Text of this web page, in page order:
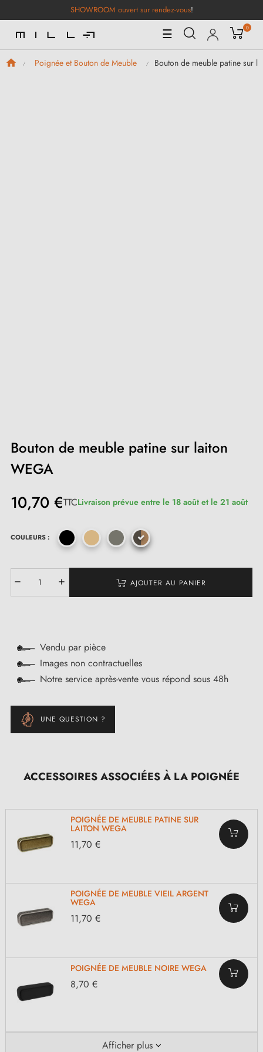
SHOWROOM ouvert sur rendez-vous!
Basculer
la
navigation
☰ 0
Poignée et Bouton de Meuble Bouton de meuble patine sur
Bouton de meuble patine sur laiton
WEGA
10,70 €TTCLivraison prévue entre le 18 août et le 21 août
COULEURS :
AJOUTER AU PANIER
Vendu par pièce
Images non contractuelles
Notre service après-vente vous répond sous 48h
UNE QUESTION ?
ACCESSOIRES ASSOCIÉES À LA POIGNÉE
POIGNÉE DE MEUBLE PATINE SUR
LAITON WEGA
11,70 €
POIGNÉE DE MEUBLE VIEIL ARGENT
WEGA
11,70 €
POIGNÉE DE MEUBLE NOIRE WEGA
8,70 €
Afficher plus